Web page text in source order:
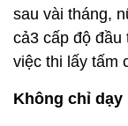
sau vài tháng,
cả3 cấp độ đầu
việc thi lấy tấm
Không chỉ